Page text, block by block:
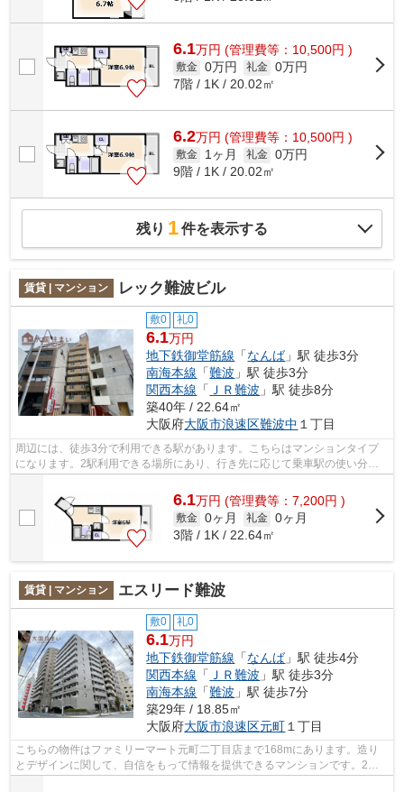
6.1万円 (管理費等：10,500円 )
敷金 0万円 礼金 0万円
7階 / 1K / 20.02㎡
6.2万円 (管理費等：10,500円 )
敷金 1ヶ月 礼金 0万円
9階 / 1K / 20.02㎡
残り 1件を表示する
賃貸 | マンション レック難波ビル
敷0 礼0
6.1万円
地下鉄御堂筋線 「なんば」駅 徒歩3分
南海本線 「難波 」駅 徒歩3分
関西本線 「 ＪＲ難波 」駅 徒歩8分
築40年 / 22.64㎡
大阪府大阪市浪速区難波中 １丁目
周辺には、徒歩3分で利用できる駅があります。こちらはマンションタイプ
になります。2駅利用できる場所にあり、行き先に応じて乗車駅の使い分け
ができます。共用部には敷地内ごみ置き...
6.1万円 (管理費等：7,200円 )
敷金 0ヶ月 礼金 0ヶ月
3階 / 1K / 22.64㎡
賃貸 | マンション エスリード難波
敷0 礼0
6.1万円
地下鉄御堂筋線 「なんば」駅 徒歩4分
関西本線 「 ＪＲ難波 」駅 徒歩3分
南海本線 「難波 」駅 徒歩7分
築29年 / 18.85㎡
大阪府大阪市浪速区元町 １丁目
こちらの物件はファミリーマート元町二丁目店まで168mにあります。造り
とデザインに関して、自信をもって情報を提供できるマンションです。2駅